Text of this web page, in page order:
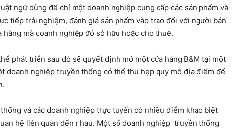
ngữ dùng để chỉ một doanh nghiệp cung cấp các sản phẩm và
tiếp trải nghiệm, đánh giá sản phẩm vào trao đổi với người bán
mà doanh nghiệp đó sở hữu hoặc cho thuê.
phát triển sau đó sẽ quyết định mở một cửa hàng B&M tại một
doanh nghiệp truyền thống có thể thu hẹp quy mô địa điểm để
và các doanh nghiệp trực tuyến có nhiều điểm khác biệt
hệ liên quan đến nhau. Một số doanh nghiệp truyền thống